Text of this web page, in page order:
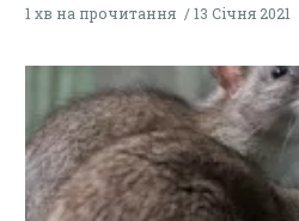
1 хв на прочитання 13 Січня 2021